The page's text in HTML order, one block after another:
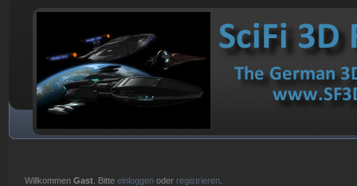
WillkommenGast . Bitteeinloggen oder registrieren